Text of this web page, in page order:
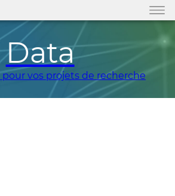
Data
vos projets de recherche